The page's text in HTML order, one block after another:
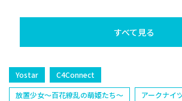
すべて見る
Yostar
C4Connect
放置少女～百花繚乱の萌姫たち～
アークナイ